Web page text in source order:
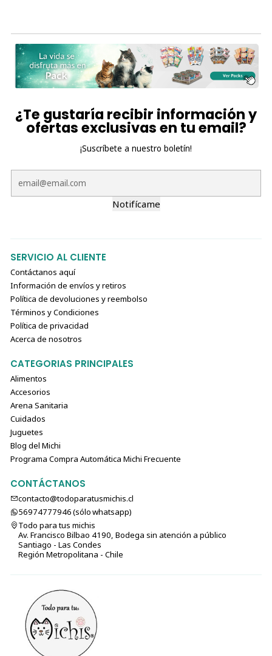
¿Te gustaría recibir información y
ofertas exclusivas en tu email?
¡Suscríbete a nuestro boletín!
Notifícame
SERVICIO AL CLIENTE
Contáctanos aquí
Información de envíos y retiros
Política de devoluciones y reembolso
Términos y Condiciones
Política de privacidad
Acerca de nosotros
CATEGORIAS PRINCIPALES
Alimentos
Accesorios
Arena Sanitaria
Cuidados
Juguetes
Blog del Michi
Programa Compra Automática Michi Frecuente
CONTÁCTANOS
contacto@todoparatusmichis.cl
56974777946 (sólo⁣⁣⁣⁣⁣​​​​​​​​​​​​​​​ whatsapp)
Todo para tus michis
Av. Francisco Bilbao 4190, Bodega sin atención a público
Santiago - Las Condes
Región Metropolitana - Chile